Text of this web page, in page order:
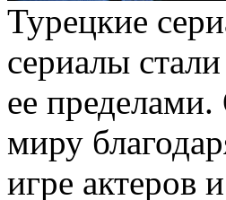
Турeцкиe
сериалы
ее пределами.
миру
игре актеров